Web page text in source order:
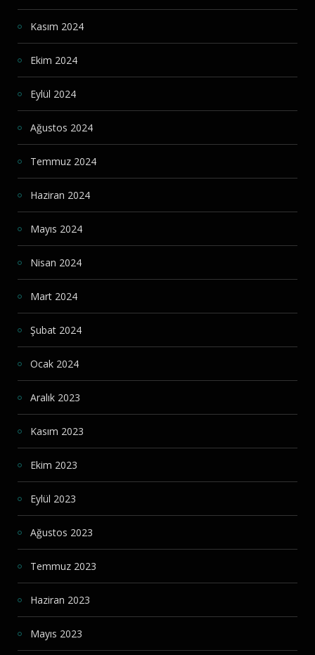
Kasım 2024
Ekim 2024
Eylül 2024
Ağustos 2024
Temmuz 2024
Haziran 2024
Mayıs 2024
Nisan 2024
Mart 2024
Şubat 2024
Ocak 2024
Aralık 2023
Kasım 2023
Ekim 2023
Eylül 2023
Ağustos 2023
Temmuz 2023
Haziran 2023
Mayıs 2023